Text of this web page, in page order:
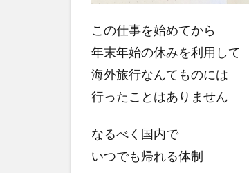
この仕事を始めてから
年末年始の休みを利用して
海外旅行なんてものには
行ったことはありません
なるべく国内で
いつでも帰れる体制